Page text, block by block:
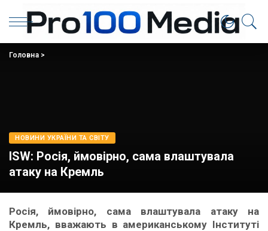
Головна>
НОВИНИ УКРАЇНИ ТА СВІТУ
ISW: Росія, ймовірно, сама влаштувала
атаку на Кремль
Росія, ймовірно, сама влаштувала атаку на
Кремль, вважають в американському Інституті